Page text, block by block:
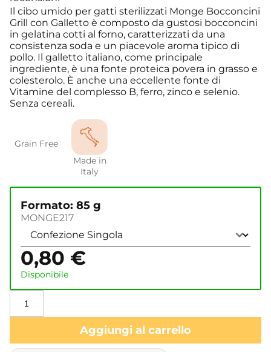
Il cibo umido per gatti sterilizzati Monge Bocconcini
Grill con Galletto è composto da gustosi bocconcini
in gelatina cotti al forno, caratterizzati da una
consistenza soda e un piacevole aroma tipico di
pollo. Il galletto italiano, come principale
ingrediente, è una fonte proteica povera in grasso e
colesterolo. È anche una eccellente fonte di
Vitamine del complesso B, ferro, zinco e selenio.
Senza cereali.
Grain Free
Made in
Italy
Formato: 85 g
MONGE217
0,80 €
Disponibile
Aggiungi al carrello